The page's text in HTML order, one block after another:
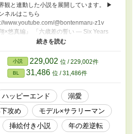
観と連動した小説を展開しています。 ▶︎
ネルはこちら
www.youtube.com/@bontenmaru-z1v
翔×悠真編』 「六歳差の誓い — Six Years
One Promise」 6歳差の幼なじみが、大人
ラマン助手として走り回り、時にはモデル
レンズに映る青年。 料理の腕前もあり、
がら生活力を持つ。 肥後悠真——29歳。
る立場を任され、堅実に生きてきた社会
んな彼の前に現れたのは、もう「弟」で
、一人の男となった陽翔だった。 子供時
係が逆転し、踏み越えてはいけない境界
ぐ。 6歳差という「現実」に怯えながら
いの温度から逃れられない。 ——強引で
小説 229,002 位 / 229,002件
BL 31,486 位 / 31,486件
ハッピーエンド
溺愛
攻め
モデル×サラリーマン
挿絵付き小説 年の差逆転